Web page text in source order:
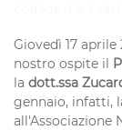
Giovedì 17
nostro ospite il
la dott.ssa
gennaio, infatti,
all'Associazione